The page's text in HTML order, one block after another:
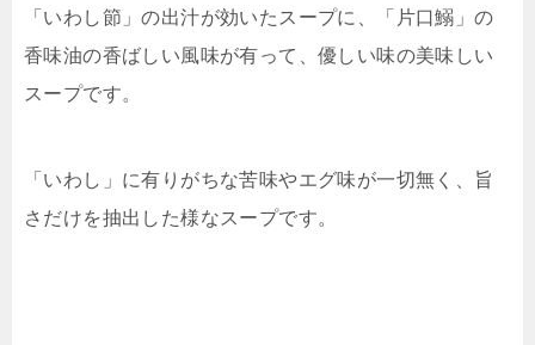
「いわし節」の出汁が効いたスープに、「片口鰯」の
香味油の香ばしい風味が有って、優しい味の美味しい
スープです。
「いわし」に有りがちな苦味やエグ味が一切無く、旨
さだけを抽出した様なスープです。